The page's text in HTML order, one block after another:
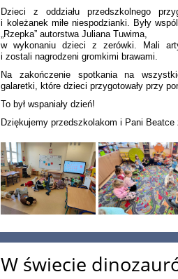
Dzieci z oddziału przedszkolnego
i koleżanek miłe niespodzianki. Były
„Rzepka” autorstwa Juliana Tuwima,
w wykonaniu dzieci z zerówki. Mali
i zostali nagrodzeni gromkimi brawami.
Na zakończenie spotkania na
galaretki, które dzieci przygotowały przy
To był wspaniały dzień!
Dziękujemy przedszkolakom i Pani Beatce
W świecie